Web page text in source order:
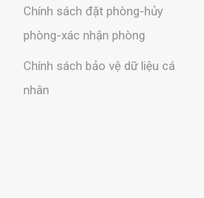
Chính sách đặt phòng-hủy
phòng-xác nhận phòng
Chính sách bảo vệ dữ liệu cá
nhân